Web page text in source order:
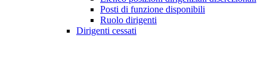
Posti di funzione disponibili
Ruolo dirigenti
Dirigenti cessati